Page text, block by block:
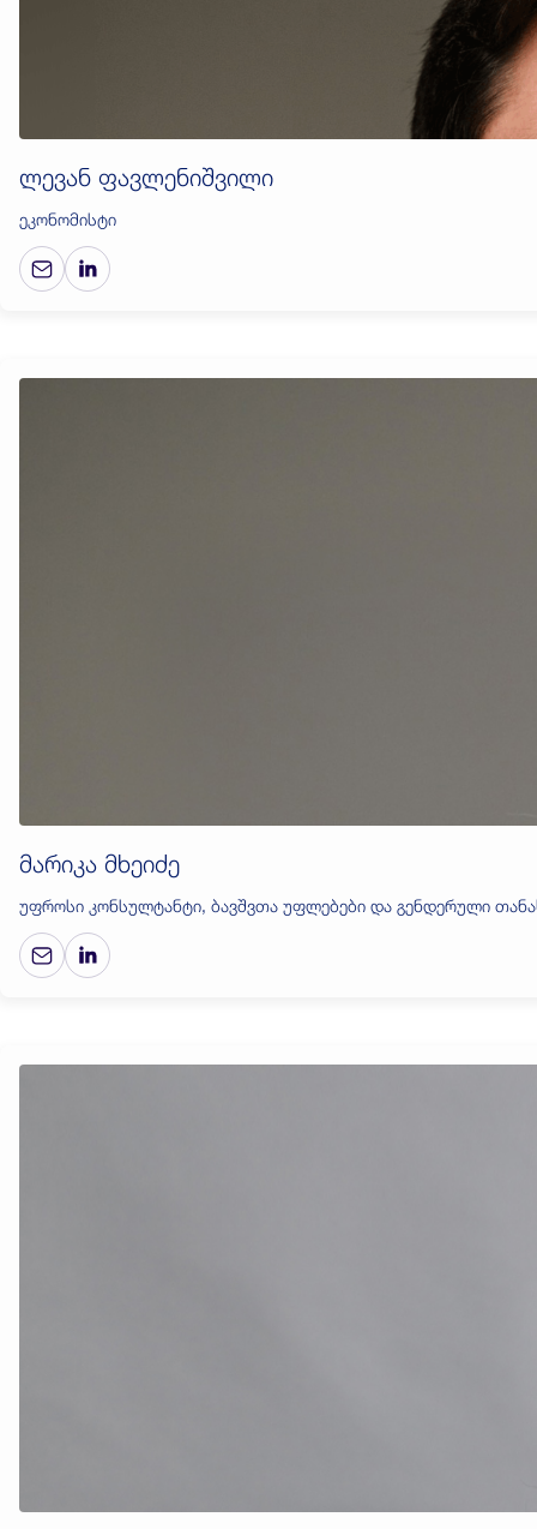
ლევან ფავლენიშვილი
ეკონომისტი
მარიკა მხეიძე
უფროსი კონსულტანტი, ბავშვთა უფლებები და გენდერული